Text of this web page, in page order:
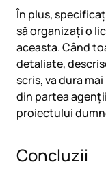
În plus,
să organizați o
aceasta. Când
detaliate,
scris, va dura
din partea
proiectului
Concluzii